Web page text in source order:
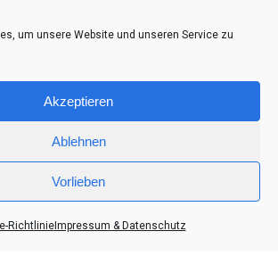
um unsere Website und unseren Service zu
Akzeptieren
Ablehnen
Vorlieben
RichtlinieImpressum & Datenschutz
Cookie-Richtlinie (EU)